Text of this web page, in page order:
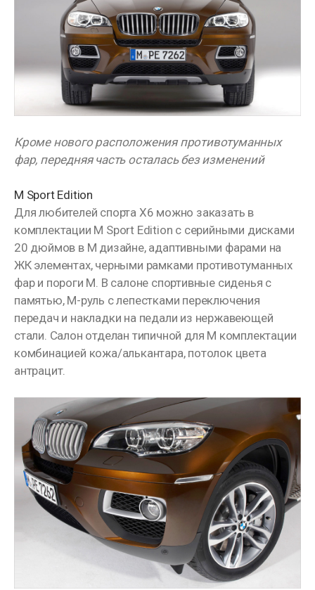
Кроме нового расположения противотуманных
фар, передняя часть осталась без изменений
M Sport Edition
Для любителей спорта Х6 можно заказать в
комплектации M Sport Edition с серийными дисками
20 дюймов в М дизайне, адаптивными фарами на
ЖК элементах, черными рамками противотуманных
фар и пороги M. В салоне спортивные сиденья с
памятью, M-руль с лепестками переключения
передач и накладки на педали из нержавеющей
стали. Салон отделан типичной для M комплектации
комбинацией кожа/алькантара, потолок цвета
антрацит.